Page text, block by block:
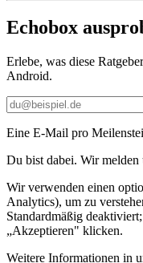
Echobox
Erlebe, was diese
Android.
Eine E-Mail pro
Du bist dabei. Wir melden
Wir verwenden einen
Analytics), um zu
Standardmäßig
„Akzeptieren" klicken.
Weitere Informationen in